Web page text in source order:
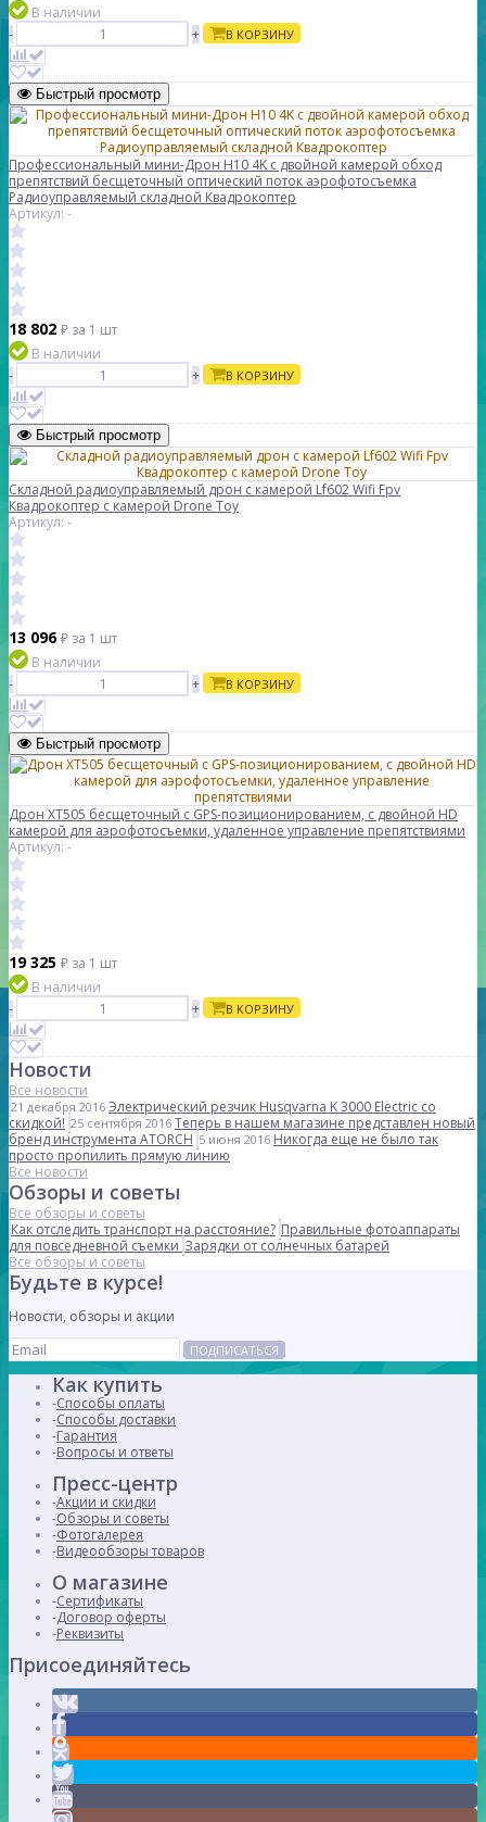
В наличии
-
+ В КОРЗИНУ
Быстрый просмотр
Профессиональный мини-Дрон H10 4K с двойной камерой обход
препятствий бесщеточный оптический поток аэрофотосъемка
Радиоуправляемый складной Квадрокоптер
Артикул: -
18 802 ₽ за 1 шт
В наличии
-
+ В КОРЗИНУ
Быстрый просмотр
Складной радиоуправляемый дрон с камерой Lf602 Wifi Fpv
Квадрокоптер с камерой Drone Toy
Артикул: -
13 096₽ за 1 шт
В наличии
-
+ В КОРЗИНУ
Быстрый просмотр
Дрон XT505 бесщеточный с GPS-позиционированием, с двойной HD
камерой для аэрофотосъемки, удаленное управление препятствиями
Артикул: -
19 325 ₽ за 1 шт
В наличии
-
+ В КОРЗИНУ
Новости
Все новости
21 декабря 2016 Электрический резчик Husqvarna K 3000 Electric со
скидкой! 25 сентября 2016 Теперь в нашем магазине представлен новый
бренд инструмента ATORCH 5 июня 2016 Никогда еще не было так
просто пропилить прямую линию
Все новости
Обзоры и советы
Все обзоры и советы
Как отследить транспорт на расстояние? Правильные фотоаппараты
для повседневной съемки Зарядки от солнечных батарей
Все обзоры и советы
Будьте в курсе!
Новости, обзоры и акции
ПОДПИСАТЬСЯ
Как купить
Способы оплаты
Способы доставки
Гарантия
Вопросы и ответы
Пресс-центр
Акции и скидки
Обзоры и советы
Фотогалерея
Видеообзоры товаров
О магазине
Сертификаты
Договор оферты
Реквизиты
Присоединяйтесь